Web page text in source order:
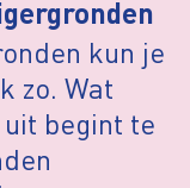
kun je
zo. Wat
begint te